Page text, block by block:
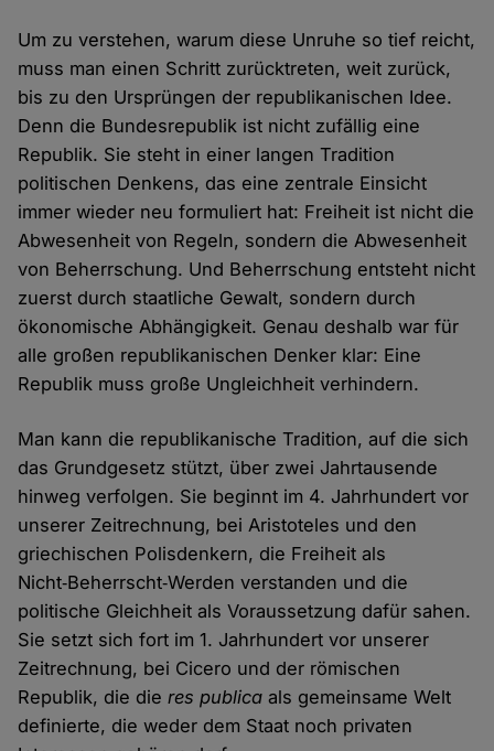
Um zu verstehen, warum diese Unruhe so tief reicht,
muss man einen Schritt zurücktreten, weit zurück,
bis zu den Ursprüngen der republikanischen Idee.
Denn die Bundesrepublik ist nicht zufällig eine
Republik. Sie steht in einer langen Tradition
politischen Denkens, das eine zentrale Einsicht
immer wieder neu formuliert hat: Freiheit ist nicht die
Abwesenheit von Regeln, sondern die Abwesenheit
von Beherrschung. Und Beherrschung entsteht nicht
zuerst durch staatliche Gewalt, sondern durch
ökonomische Abhängigkeit. Genau deshalb war für
alle großen republikanischen Denker klar: Eine
Republik muss große Ungleichheit verhindern.
Man kann die republikanische Tradition, auf die sich
das Grundgesetz stützt, über zwei Jahrtausende
hinweg verfolgen. Sie beginnt im 4. Jahrhundert vor
unserer Zeitrechnung, bei Aristoteles und den
griechischen Polisdenkern, die Freiheit als
Nicht‑Beherrscht‑Werden verstanden und die
politische Gleichheit als Voraussetzung dafür sahen.
Sie setzt sich fort im 1. Jahrhundert vor unserer
Zeitrechnung, bei Cicero und der römischen
Republik, die dieres publica als gemeinsame Welt
definierte, die weder dem Staat noch privaten